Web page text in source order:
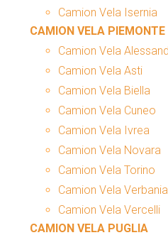
Camion Vela Isernia
CAMION VELA PIEMONTE
Camion Vela
Camion Vela Asti
Camion Vela Biella
Camion Vela Cuneo
Camion Vela Ivrea
Camion Vela Novara
Camion Vela Torino
Camion Vela Verbania
Camion Vela Vercelli
CAMION VELA PUGLIA